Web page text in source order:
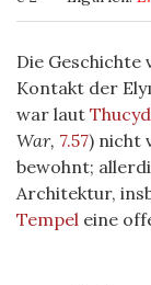
Die Geschichte
Kontakt der
war laut
War, 7.57) nicht
bewohnt;
Architektur,
Tempel eine